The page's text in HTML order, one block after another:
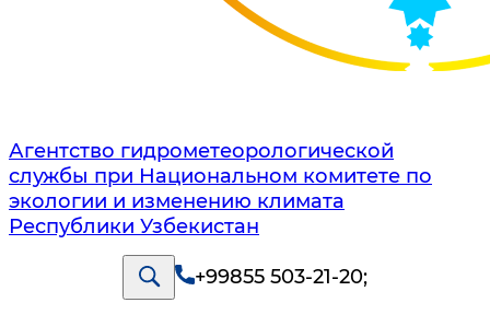
Агентство гидрометеорологической
службы при Национальном комитете по
экологии и изменению климата
Республики Узбекистан
+99855 503-21-20;